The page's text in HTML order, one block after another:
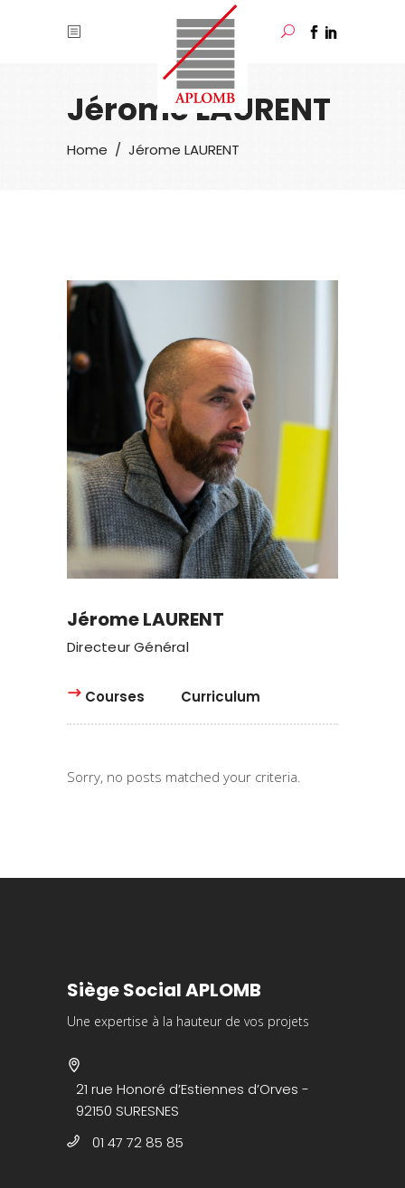
Jérome LAURENT
Home / Jérome LAURENT
Jérome LAURENT
Directeur Général
Courses Curriculum
Sorry, no posts matched your criteria.
Siège Social APLOMB
Une expertise à la hauteur de vos projets
21 rue Honoré d’Estiennes d’Orves -
92150 SURESNES
01 47 72 85 85